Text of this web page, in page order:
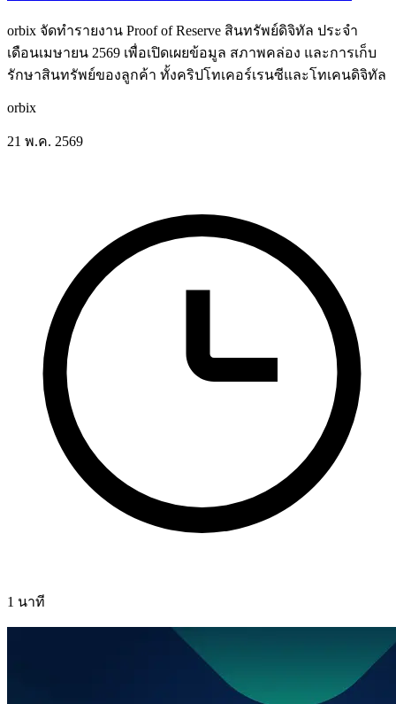
orbix จัดทำรายงาน Proof of Reserve สินทรัพย์ดิจิทัล ประจำ
เดือนเมษายน 2569 เพื่อเปิดเผยข้อมูล สภาพคล่อง และการเก็บ
รักษาสินทรัพย์ของลูกค้า ทั้งคริปโทเคอร์เรนซีและโทเคนดิจิทัล
orbix
21 พ.ค. 2569
1 นาที